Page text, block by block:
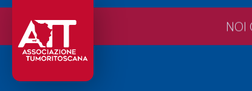
VALORI GUIDA
NOI